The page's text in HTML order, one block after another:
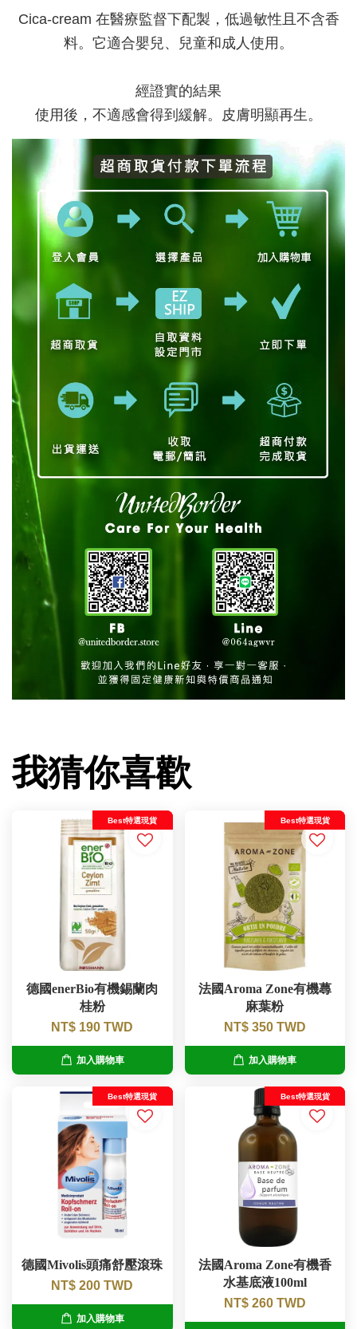
Cica-cream 在醫療監督下配製，低過敏性且不含香
料。它適合嬰兒、兒童和成人使用。
經證實的結果
使用後，不適感會得到緩解。皮膚明顯再生。
我猜你喜歡
Best特選現貨
德國enerBio有機錫蘭肉
桂粉
NT$ 190 TWD
加入購物車
Best特選現貨
法國Aroma Zone有機蕁
麻葉粉
NT$ 350 TWD
加入購物車
Best特選現貨
德國Mivolis頭痛舒壓滾珠
NT$ 200 TWD
加入購物車
Best特選現貨
法國Aroma Zone有機香
水基底液100ml
NT$ 260 TWD